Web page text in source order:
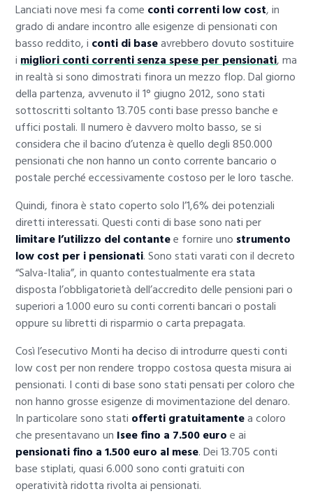
Lanciati nove mesi fa come conti correnti low cost, in
grado di andare incontro alle esigenze di pensionati con
basso reddito, i conti di baseavrebbero dovuto sostituire
imigliori conti correnti senza spese per pensionati, ma
in realtà si sono dimostrati finora un mezzo flop. Dal giorno
della partenza, avvenuto il 1° giugno 2012, sono stati
sottoscritti soltanto 13.705 conti base presso banche e
uffici postali. Il numero è davvero molto basso, se si
considera che il bacino d’utenza è quello degli 850.000
pensionati che non hanno un conto corrente bancario o
postale perché eccessivamente costoso per le loro tasche.
Quindi, finora è stato coperto solo l’1,6% dei potenziali
diretti interessati. Questi conti di base sono nati per
limitare l’utilizzo del contantee fornire uno strumento
low cost per i pensionati. Sono stati varati con il decreto
“Salva-Italia”, in quanto contestualmente era stata
disposta l’obbligatorietà dell’accredito delle pensioni pari o
superiori a 1.000 euro su conti correnti bancari o postali
oppure su libretti di risparmio o carta prepagata.
Così l’esecutivo Monti ha deciso di introdurre questi conti
low cost per non rendere troppo costosa questa misura ai
pensionati. I conti di base sono stati pensati per coloro che
non hanno grosse esigenze di movimentazione del denaro.
In particolare sono stati offerti gratuitamentea coloro
che presentavano un Isee fino a 7.500 euroe ai
pensionati fino a 1.500 euro al mese. Dei 13.705 conti
base stiplati, quasi 6.000 sono conti gratuiti con
operatività ridotta rivolta ai pensionati.